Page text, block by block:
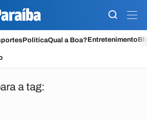
PolíticaQual a Boa?Entretenimento
a tag: